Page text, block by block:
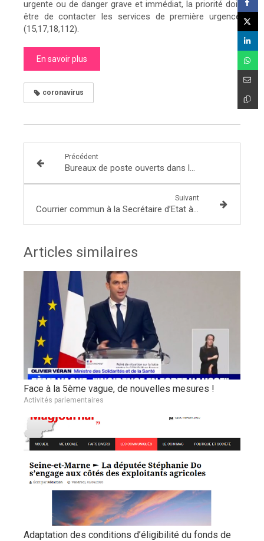
urgente ou de danger grave et immédiat, la priorité doit
être de contacter les services de première urgence
(15,17,18,112).
En savoir plus
coronavirus
Précédent
Bureaux de poste ouverts dans la circonscription
Suivant
Courrier commun à la Secrétaire d’Etat à l’égalité F-H pour l’alerter sur les personnes en situation de prostitution
Articles similaires
Face à la 5ème vague, de nouvelles mesures !
Activités parlementaires
Adaptation des conditions d’éligibilité du fonds de